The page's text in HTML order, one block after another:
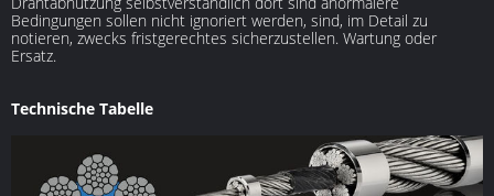
Bedingungen sollen nicht ignoriert werden, sind, im Detail zu
notieren, zwecks fristgerechtes sicherzustellen. Wartung oder
Ersatz.
Technische Tabelle